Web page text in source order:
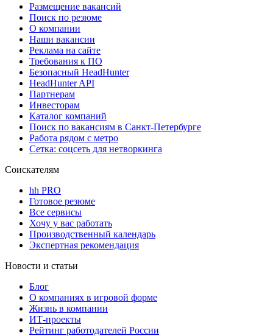
Размещение вакансий
Поиск по резюме
О компании
Наши вакансии
Реклама на сайте
Требования к ПО
Безопасный HeadHunter
HeadHunter API
Партнерам
Инвесторам
Каталог компаний
Поиск по вакансиям в Санкт-Петербурге
Работа рядом с метро
Сетка: соцсеть для нетворкинга
Соискателям
hh PRO
Готовое резюме
Все сервисы
Хочу у вас работать
Производственный календарь
Экспертная рекомендация
Новости и статьи
Блог
О компаниях в игровой форме
Жизнь в компании
ИТ-проекты
Рейтинг работодателей России